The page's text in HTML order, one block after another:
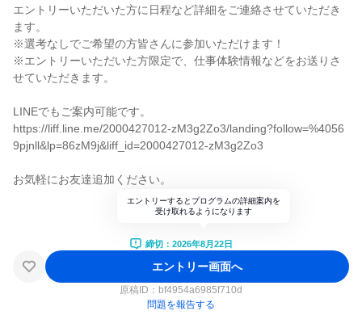
エントリーいただいた方に日程など詳細をご連絡させていただき
ます。
※選考なしでご希望の方皆さんに参加いただけます！
※エントリーいただいた方限定で、仕事体験情報などをお送りさ
せていただきます。
LINEでもご案内可能です。
https://liff.line.me/2000427012-zM3g2Zo3/landing?follow=%4056
9pjnll&lp=86zM9j&liff_id=2000427012-zM3g2Zo3
お気軽にお友達追加ください。
エントリーするとプログラムの詳細案内を
受け取れるようになります
締切：2026年8月22日
エントリー画面へ
原稿ID： bf4954a6985f710d
問題を報告する